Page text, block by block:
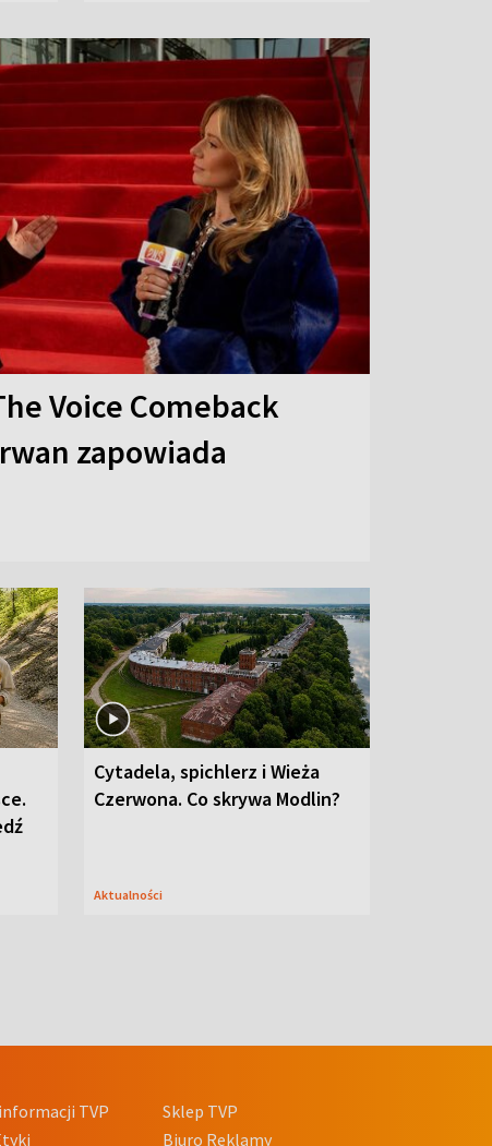
Voice Comeback
zapowiada
Cytadela, spichlerz i Wieża
Czerwona. Co skrywa Modlin?
Aktualności
TVP
Sklep TVP
Biuro Reklamy